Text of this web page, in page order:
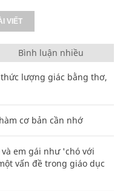
VIẾT
Bình luận nhiều
lượng giác bằng thơ,
cơ bản cần nhớ
em gái như 'chó với
vấn đề trong giáo dục